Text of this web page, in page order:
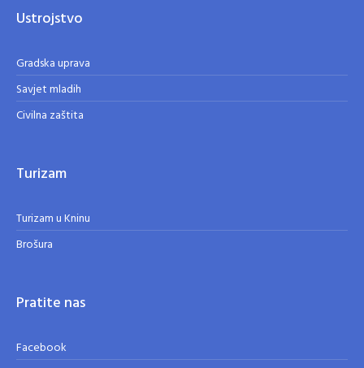
Ustrojstvo
Gradska uprava
Savjet mladih
Civilna zaštita
Turizam
Turizam u Kninu
Brošura
Pratite nas
Facebook